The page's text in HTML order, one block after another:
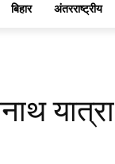
बिहार अंतरराष्ट्रीय
यात्रा